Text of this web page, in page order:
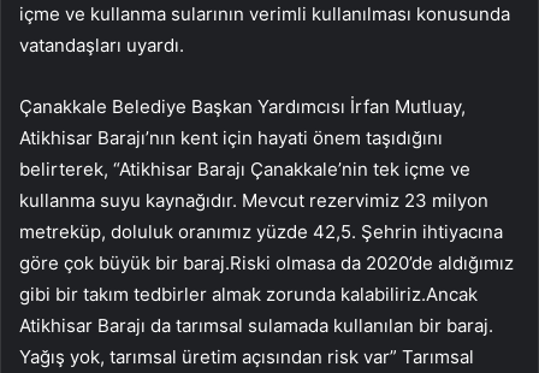
içme ve kullanma sularının verimli kullanılması konusunda
vatandaşları uyardı.
Çanakkale Belediye Başkan Yardımcısı İrfan Mutluay,
Atikhisar Barajı’nın kent için hayati önem taşıdığını
belirterek, “Atikhisar Barajı Çanakkale’nin tek içme ve
kullanma suyu kaynağıdır. Mevcut rezervimiz 23 milyon
metreküp, doluluk oranımız yüzde 42,5. Şehrin ihtiyacına
göre çok büyük bir baraj.Riski olmasa da 2020’de aldığımız
gibi bir takım tedbirler almak zorunda kalabiliriz.Ancak
Atikhisar Barajı da tarımsal sulamada kullanılan bir baraj.
Yağış yok, tarımsal üretim açısından risk var” Tarımsal